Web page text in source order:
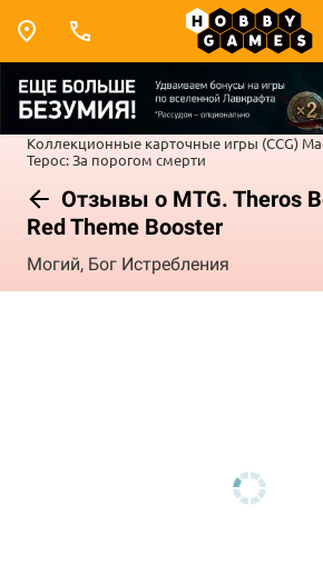
Коллекционные карточные игры (CCG)
Терос: За порогом смерти
Отзывы о MTG. Theros
Red Theme Booster
Могий, Бог Истребления